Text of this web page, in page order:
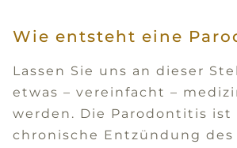
Wie entsteht eine
Lassen Sie uns an dieser
etwas – vereinfacht –
werden. Die Parodontitis ist
chronische Entzündung des